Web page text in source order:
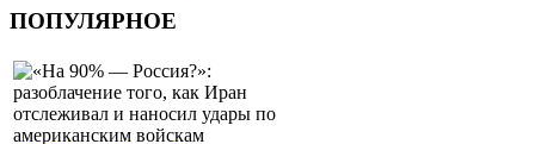
ПОПУЛЯРНОЕ